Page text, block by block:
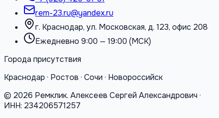
rem-23.ru@yandex.ru
г. Краснодар, ул. Московская, д. 123, офис 208
Ежедневно 9:00 — 19:00 (МСК)
Города присутствия
Краснодар · Ростов · Сочи · Новороссийск
© 2026 Ремклик. Алексеев Сергей Александрович ·
ИНН: 234206571257